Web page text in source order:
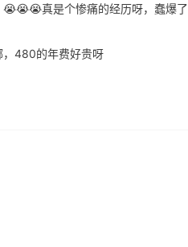
😭😭😭真是个惨痛的经历呀，蠢爆了
，480的年费好贵呀
力度大